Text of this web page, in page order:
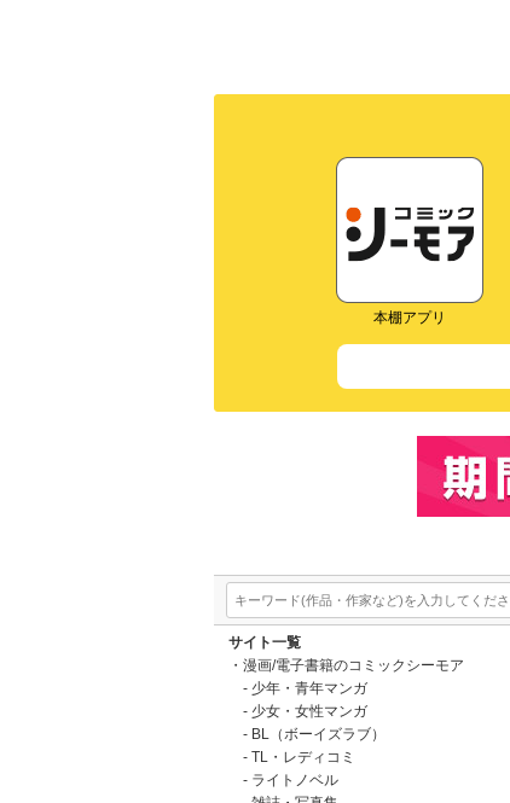
本棚アプリ
サイト一覧
漫画/電子書籍のコミックシーモア
少年・青年マンガ
少女・女性マンガ
BL（ボーイズラブ）
TL・レディコミ
ライトノベル